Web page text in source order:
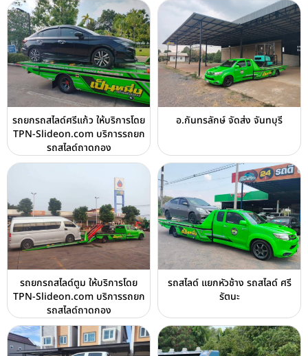
รถยกรถสไลด์ศรีแก้ว ให้บริการโดย
TPN-Slideon.com บริการรถยก
รถสไลด์ถาดกอง
อ.กันทรลักษ์ จัดส่ง จันทบุรี
รถยกรถสไลด์ตูม ให้บริการโดย
TPN-Slideon.com บริการรถยก
รถสไลด์ถาดกอง
รถสไลด์ แยกหัวช้าง รถสไลด์ ศรี
รัตนะ